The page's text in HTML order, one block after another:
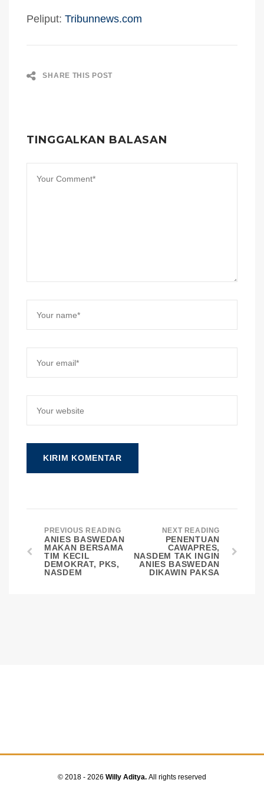
Peliput: Tribunnews.com
SHARE THIS POST
TINGGALKAN BALASAN
PREVIOUS READING
ANIES BASWEDAN
MAKAN BERSAMA
TIM KECIL
DEMOKRAT, PKS,
NASDEM
NEXT READING
PENENTUAN
CAWAPRES,
NASDEM TAK INGIN
ANIES BASWEDAN
DIKAWIN PAKSA
© 2018 - 2026 Willy Aditya. All rights reserved